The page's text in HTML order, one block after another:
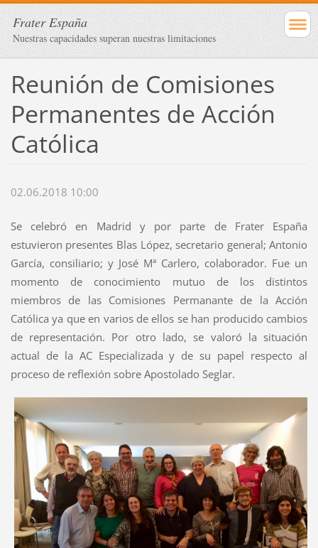
Frater España
Nuestras capacidades superan nuestras limitaciones
Reunión de Comisiones
Permanentes de Acción
Católica
02.06.2018 10:00
Se celebró en Madrid y por parte de Frater España
estuvieron presentes Blas López, secretario general; Antonio
García, consiliario; y José Mª Carlero, colaborador. Fue un
momento de conocimiento mutuo de los distintos
miembros de las Comisiones Permanante de la Acción
Católica ya que en varios de ellos se han producido cambios
de representación. Por otro lado, se valoró la situación
actual de la AC Especializada y de su papel respecto al
proceso de reflexión sobre Apostolado Seglar.